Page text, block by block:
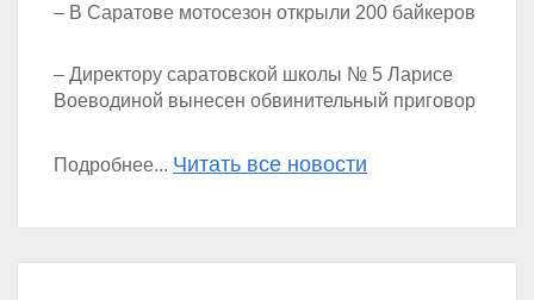
– В Саратове мотосезон открыли 200 байкеров
– Директору саратовской школы № 5 Ларисе
Воеводиной вынесен обвинительный приговор
Подробнее... Читать все новости